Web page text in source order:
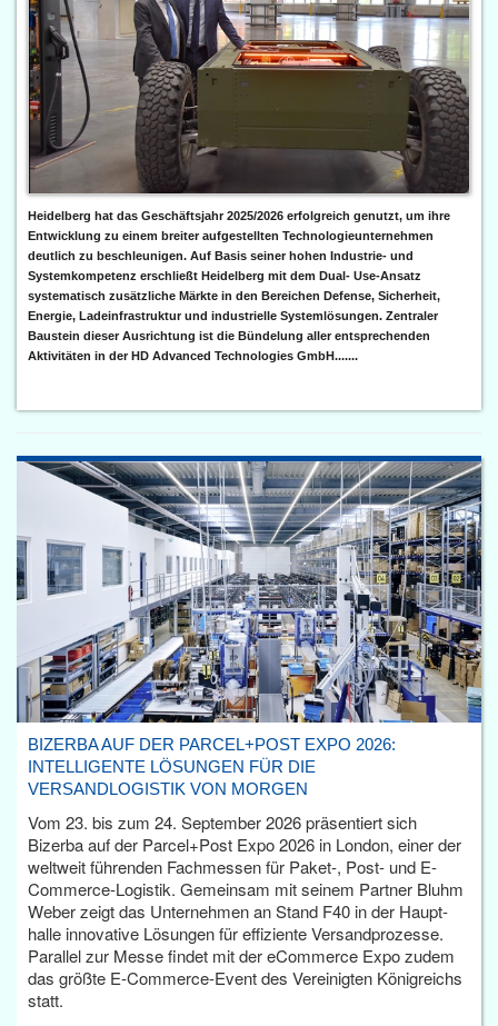
Heidelberg hat das Geschäftsjahr 2025/2026 erfolgreich genutzt, um ihre
Entwicklung zu einem breiter aufgestellten Technologieunternehmen
deutlich zu beschleunigen. Auf Basis seiner hohen Industrie- und
Systemkompetenz erschließt Heidelberg mit dem Dual- Use-Ansatz
systematisch zusätzliche Märkte in den Bereichen Defense, Sicherheit,
Energie, Ladeinfrastruktur und industrielle Systemlösungen. Zentraler
Baustein dieser Ausrichtung ist die Bündelung aller entsprechenden
Aktivitäten in der HD Advanced Technologies GmbH.......
BIZERBA AUF DER PARCEL+POST EXPO 2026:
INTELLIGENTE LÖSUNGEN FÜR DIE
VERSANDLOGISTIK VON MORGEN
Vom 23. bis zum 24. September 2026 präsentiert sich
Bizerba auf der Parcel+Post Expo 2026 in London, einer der
weltweit führenden Fachmessen für Paket-, Post- und E-
Commerce-Logistik. Gemeinsam mit seinem Partner Bluhm
Weber zeigt das Unternehmen an Stand F40 in der Haupt­
halle innovative Lösungen für effiziente Versandprozesse.
Parallel zur Messe findet mit der eCommerce Expo zudem
das größte E-Commerce-Event des Vereinigten Königreichs
statt.